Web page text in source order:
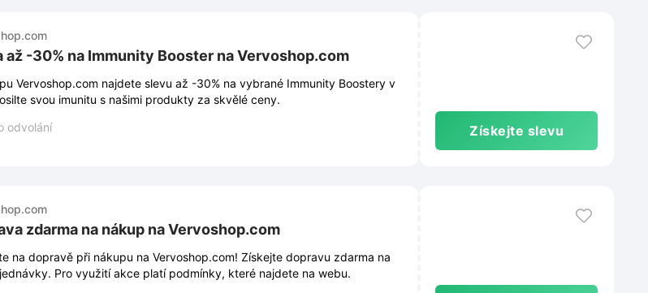
až -30% na Immunity Booster na Vervoshop.com
Vervoshop.com najdete slevu až -30% na vybrané Immunity Boostery v
svou imunitu s našimi produkty za skvělé ceny.
odvolání
Získejte slevu
zdarma na nákup na Vervoshop.com
na dopravě při nákupu na Vervoshop.com! Získejte dopravu zdarma na
Pro využití akce platí podmínky, které najdete na webu.